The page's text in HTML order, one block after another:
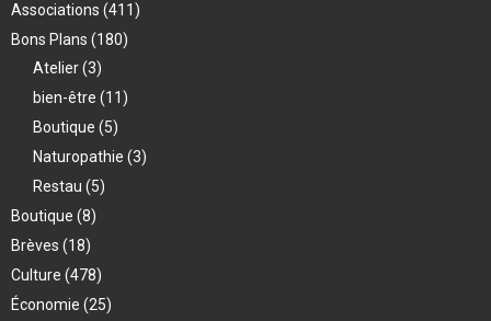
Associations (411)
Bons Plans (180)
Atelier(3)
bien-être (11)
Boutique (5)
Naturopathie (3)
Restau (5)
Boutique (8)
Brèves (18)
Culture (478)
Économie (25)